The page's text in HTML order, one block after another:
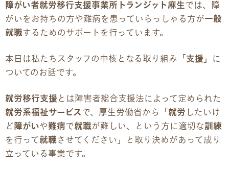
3つの支援制度
お食事の提供について
スキルアップ診断
パンフレット
デジタルパンフレット
企業様向けパンフレット
障がい者就労移行支援事業所トランジット麻生では、障
がいをお持ちの方や難病を患っていらっしゃる方が一般
就職するためのサポートを行っています。
本日は私たちスタッフの中核となる取り組み「 支援 」に
ついてのお話です。
就労移行支援 とは障害者総合支援法によって定められた
就労系福祉サービスで、厚生労働省から「 就労 したいけ
ど 障がいや難病で就職が難しい、という方に適切な訓練
を行って 就職させてください」と取り決めがあって成り
立っている事業です。